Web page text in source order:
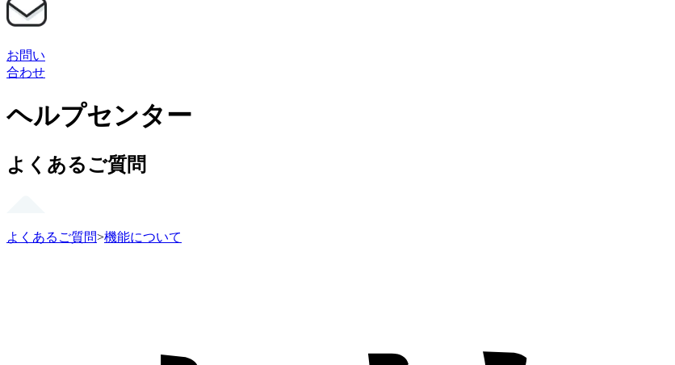
お問い
合わせ
ヘルプセンター
よくあるご質問
よくあるご質問>機能について